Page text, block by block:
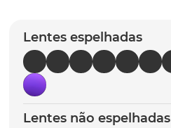
Lentes espelhadas
Lentes não espelhadas
5º chaves
6º t-shock
7º gasket